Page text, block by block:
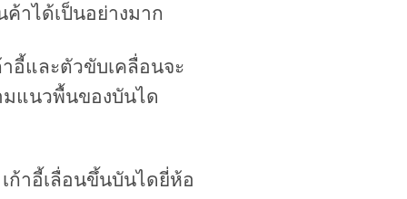
าได้เป็นอย่างมาก
อี้และตัวขับเคลื่อนจะ
มแนวพื้นของบันได
ก้าอี้เลื่อนขึ้นบันไดยี่ห้อ